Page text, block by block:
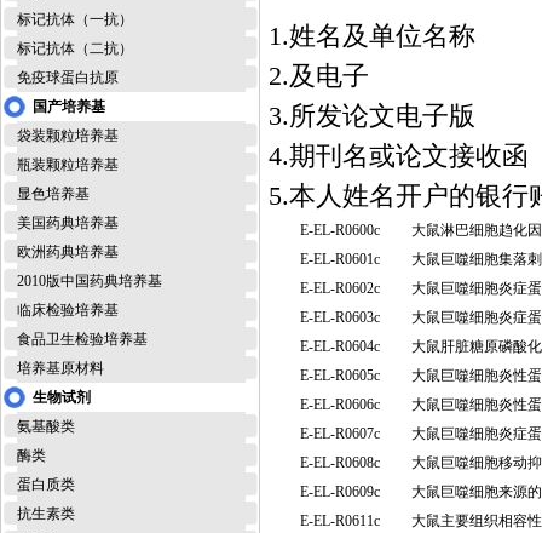
标记抗体（一抗）
标记抗体（二抗）
免疫球蛋白抗原
国产培养基
袋装颗粒培养基
瓶装颗粒培养基
显色培养基
美国药典培养基
欧洲药典培养基
2010版中国药典培养基
临床检验培养基
食品卫生检验培养基
培养基原材料
生物试剂
氨基酸类
酶类
蛋白质类
抗生素类
1.姓名及单位名称
2.及电子
3.所发论文电子版
4.期刊名或论文接收函
5.本人姓名开户的银行
E-EL-R0600c
大鼠淋巴细胞趋化
E-EL-R0601c
大鼠巨噬细胞集落
E-EL-R0602c
大鼠巨噬细胞炎症
E-EL-R0603c
大鼠巨噬细胞炎症
E-EL-R0604c
大鼠肝脏糖原磷酸
E-EL-R0605c
大鼠巨噬细胞炎性
E-EL-R0606c
大鼠巨噬细胞炎性
E-EL-R0607c
大鼠巨噬细胞炎症
E-EL-R0608c
大鼠巨噬细胞移动
E-EL-R0609c
大鼠巨噬细胞来源
E-EL-R0611c
大鼠主要组织相容